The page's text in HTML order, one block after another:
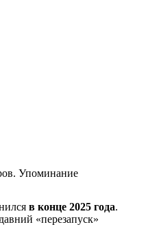
Упоминание
в конце 2025 года.
«перезапуск»